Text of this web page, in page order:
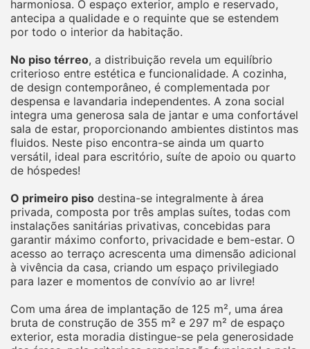
harmoniosa. O espaço exterior, amplo e reservado,
antecipa a qualidade e o requinte que se estendem
por todo o interior da habitação.
No piso térreo, a distribuição revela um equilíbrio
criterioso entre estética e funcionalidade. A cozinha,
de design contemporâneo, é complementada por
despensa e lavandaria independentes. A zona social
integra uma generosa sala de jantar e uma confortável
sala de estar, proporcionando ambientes distintos mas
fluidos. Neste piso encontra-se ainda um quarto
versátil, ideal para escritório, suíte de apoio ou quarto
de hóspedes!
O primeiro piso destina-se integralmente à área
privada, composta por três amplas suítes, todas com
instalações sanitárias privativas, concebidas para
garantir máximo conforto, privacidade e bem-estar. O
acesso ao terraço acrescenta uma dimensão adicional
à vivência da casa, criando um espaço privilegiado
para lazer e momentos de convívio ao ar livre!
Com uma área de implantação de 125 m², uma área
bruta de construção de 355 m² e 297 m² de espaço
exterior, esta moradia distingue-se pela generosidade